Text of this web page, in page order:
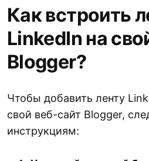
Как встроить
LinkedIn на
Blogger?
Чтобы добавить ленту
свой веб-сайт Blogger,
инструкциям: